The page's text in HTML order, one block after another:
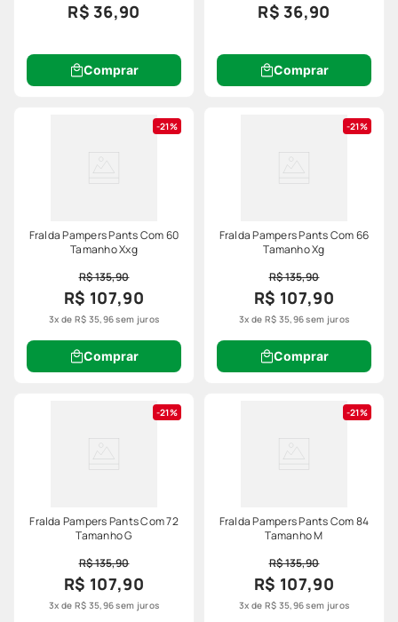
R$ 36,90
Comprar
R$ 36,90
Comprar
21%
Fralda Pampers Pants Com 60
Tamanho Xxg
R$ 135,90
R$ 107,90
3x de R$ 35,96sem juros
Comprar
21%
Fralda Pampers Pants Com 66
Tamanho Xg
R$ 135,90
R$ 107,90
3x de R$ 35,96sem juros
Comprar
21%
Fralda Pampers Pants Com 72
Tamanho G
R$ 135,90
R$ 107,90
3x de R$ 35,96sem juros
21%
Fralda Pampers Pants Com 84
Tamanho M
R$ 135,90
R$ 107,90
3x de R$ 35,96sem juros